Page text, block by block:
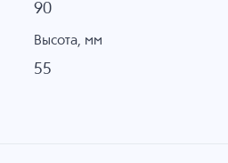
90
Высота, мм
55